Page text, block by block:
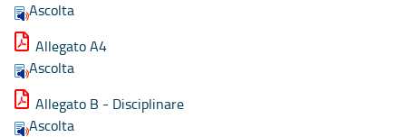
Ascolta
Allegato A4
Ascolta
Allegato B - Disciplinare
Ascolta